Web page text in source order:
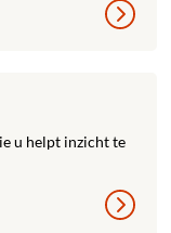
u helpt inzicht te